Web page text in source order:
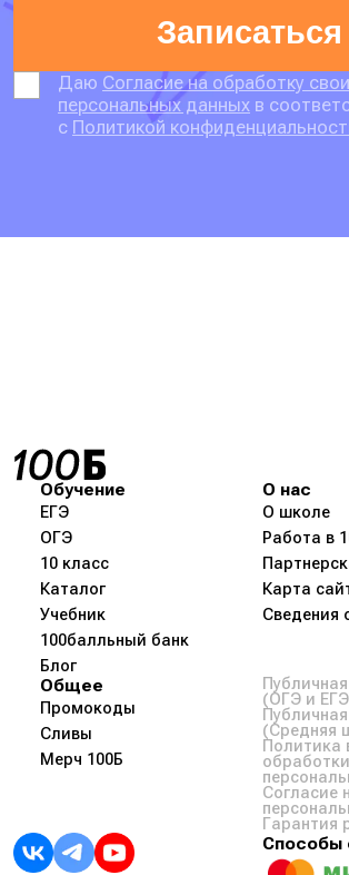
Записаться
Даю Согласие на обработку
персональных данных в
с Политикой
Обучение
ЕГЭ
ОГЭ
10 класс
Каталог
Учебник
100балльный банк
Блог
О нас
О школе
Работа в
Карта
Сведения
Общее
Промокоды
Сливы
Мерч 100Б
(ОГЭ и
(Средняя
Политика
обработки
Согласие
Гарантия
Способы